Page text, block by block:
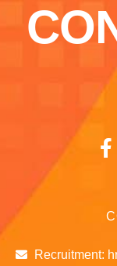
Recruitment: